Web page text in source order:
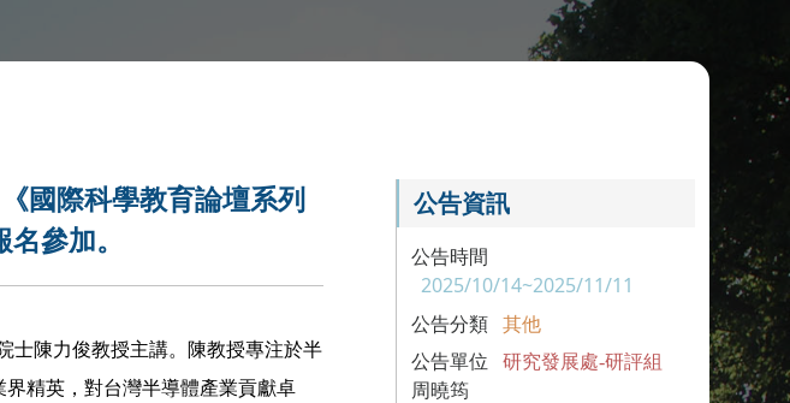
國際科學教育論壇系列
參加。
士陳力俊教授主講。陳教授專注於半
精英，對台灣半導體產業貢獻卓
公告資訊
公告時間
2025/10/14~2025/11/11
公告分類 其他
公告單位
研究發展處-研評組
周曉筠